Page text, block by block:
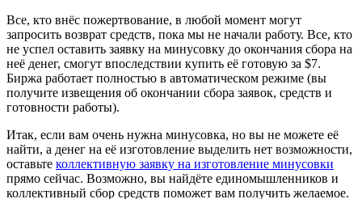
Все, кто внёс пожертвование, в любой момент могут
запросить возврат средств, пока мы не начали работу. Все, кто
не успел оставить заявку на минусовку до окончания сбора на
неё денег, смогут впоследствии купить её готовую за $7.
Биржа работает полностью в автоматическом режиме (вы
получите извещения об окончании сбора заявок, средств и
готовности работы).
Итак, если вам очень нужна минусовка, но вы не можете её
найти, а денег на её изготовление выделить нет возможности,
оставьте коллективную заявку на изготовление минусовки
прямо сейчас. Возможно, вы найдёте единомышленников и
коллективный сбор средств поможет вам получить желаемое.